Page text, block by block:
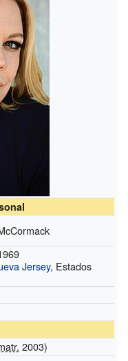
Jersey, Estados
2003)